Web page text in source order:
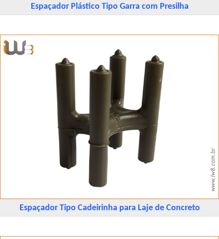
Espaçador Plástico Tipo Garra com Presilha
Espaçador Tipo Cadeirinha para Laje de Concreto